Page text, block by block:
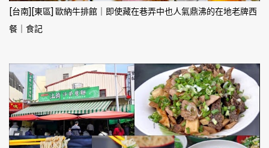
[台南][東區] 歐納牛排館｜即使藏在巷弄中也人氣鼎沸的在地老牌西
餐｜食記